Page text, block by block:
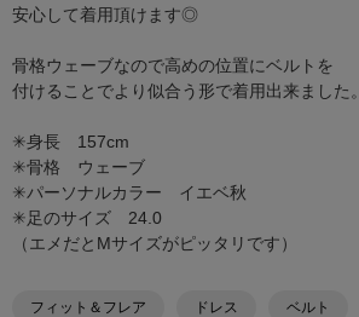
安心して着用頂けます◎
骨格ウェーブなので高めの位置にベルトを
付けることでより似合う形で着用出来ました。
✳︎身長 157cm
✳︎骨格 ウェーブ
✳︎パーソナルカラー イエベ秋
✳︎足のサイズ 24.0
（エメだとMサイズがピッタリです）
フィット＆フレア ドレス ベルト